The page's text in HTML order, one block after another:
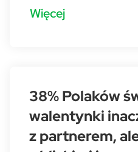
Więcej
38% Polaków
walentynki
z partnerem,